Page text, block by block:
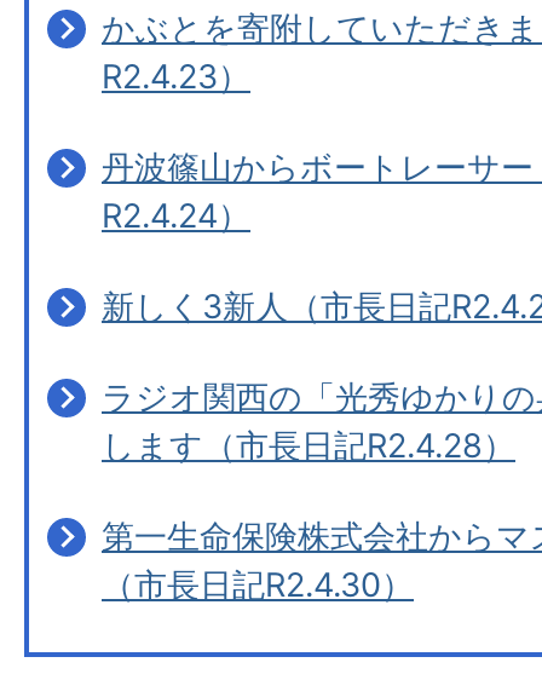
かぶとを寄附していただき
R2.4.23）
丹波篠山からボートレーサ
R2.4.24）
新しく3新人（市長日記
ラジオ関西の「光秀ゆかり
します（市長日記R2.4.28）
第一生命保険株式会社から
（市長日記R2.4.30）